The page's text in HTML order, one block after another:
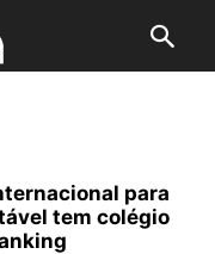
para
tem colégio